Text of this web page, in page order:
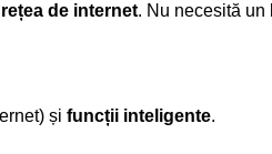
rețea de internet. Nu necesită un
și funcții inteligente.